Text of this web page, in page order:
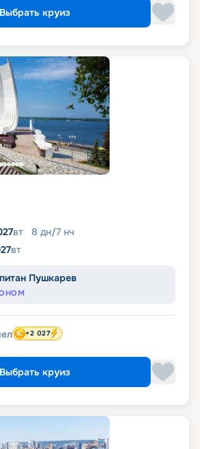
Выбрать круиз
вт 8 дн/7 нч
вт
Пушкарев
+2 027
Выбрать круиз